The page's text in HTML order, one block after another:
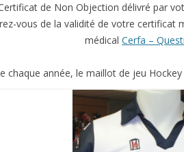
de Non Objection délivré par
vous de la validité de votre certificat
médical Cerfa –
chaque année, le maillot de jeu